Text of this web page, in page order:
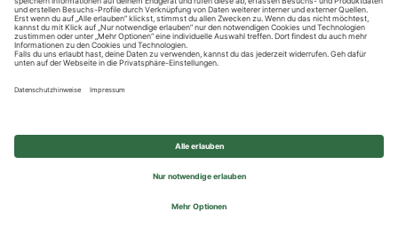
Privatsphäre-Einstellungen
© 2026 REWE Group - All rights reserved